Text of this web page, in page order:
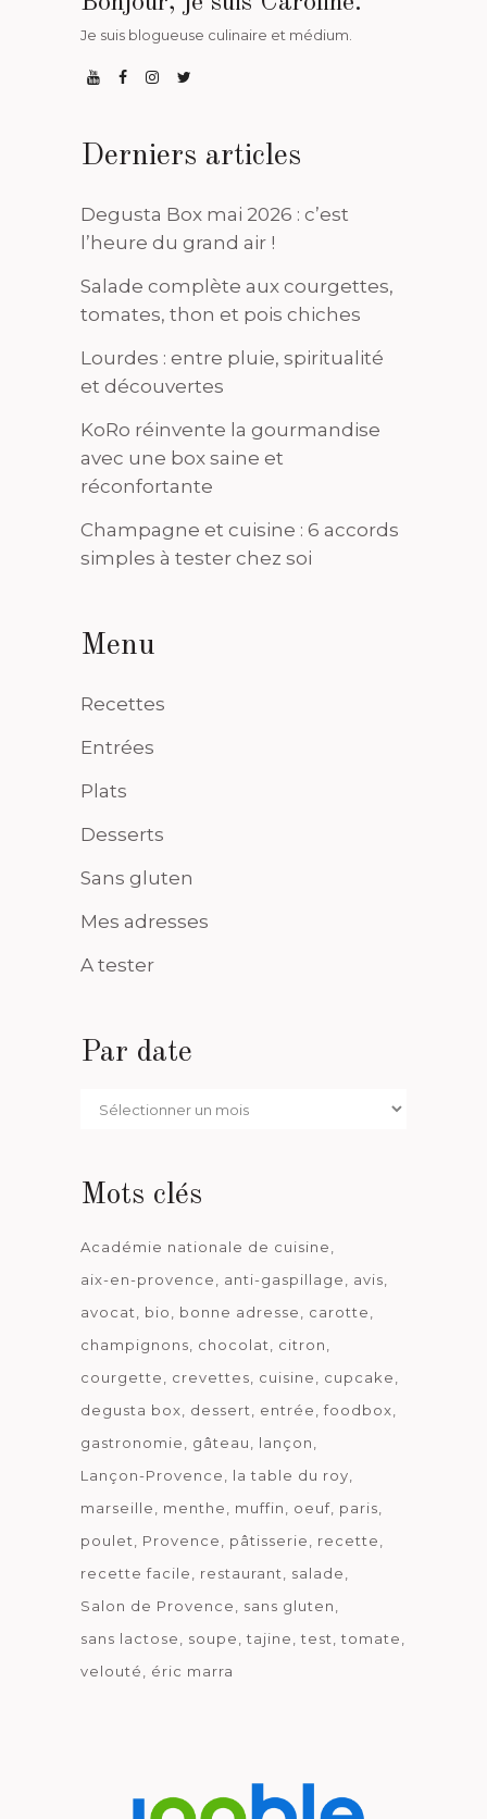
Je suis blogueuse culinaire et médium.
Derniers articles
Degusta Box mai 2026 : c’est
l’heure du grand air !
Salade complète aux courgettes,
tomates, thon et pois chiches
Lourdes : entre pluie, spiritualité
et découvertes
KoRo réinvente la gourmandise
avec une box saine et
réconfortante
Champagne et cuisine : 6 accords
simples à tester chez soi
Menu
Recettes
Entrées
Plats
Desserts
Sans gluten
Mes adresses
A tester
Par date
Par
Mots clés
Académie nationale de cuisine
aix-en-provence
anti-gaspillage
avis
avocat
bio bonne adresse
carotte
champignons
chocolat
citron
courgette
crevettes cuisine
cupcake
degusta box
dessert entrée
foodbox
gastronomie
gâteau
lançon
Lançon-Provence
la table du roy
marseille
menthe muffin oeuf paris
poulet
Provence pâtisserie
recette
recette facile
restaurant
salade
Salon de Provence
sans gluten
sans lactose
soupe tajine test
tomate
velouté
éric marra